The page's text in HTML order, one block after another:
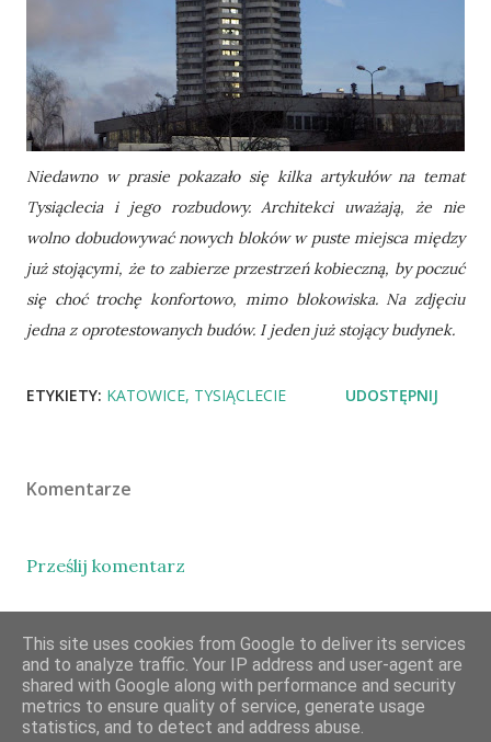
Niedawno w prasie pokazało się kilka artykułów na temat
Tysiąclecia i jego rozbudowy. Architekci uważają, że nie
wolno dobudowywać nowych bloków w puste miejsca między
już stojącymi, że to zabierze przestrzeń kobieczną, by poczuć
się choć trochę konfortowo, mimo blokowiska. Na zdjęciu
jedna z oprotestowanych budów. I jeden już stojący budynek.
ETYKIETY: KATOWICE TYSIĄCLECIE UDOSTĘPNIJ
Komentarze
Prześlij komentarz
Obsługiwane przez usługę Blogger
This site uses cookies from Google to deliver its services
and to analyze traffic. Your IP address and user-agent are
shared with Google along with performance and security
metrics to ensure quality of service, generate usage
statistics, and to detect and address abuse.